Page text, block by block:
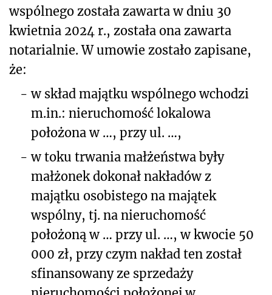
wspólnego została zawarta w dniu 30
kwietnia 2024 r., została ona zawarta
notarialnie. W umowie zostało zapisane,
że:
- w skład majątku wspólnego wchodzi
m.in.: nieruchomość lokalowa
położona w …, przy ul. …,
- w toku trwania małżeństwa były
małżonek dokonał nakładów z
majątku osobistego na majątek
wspólny, tj. na nieruchomość
położoną w … przy ul. …, w kwocie 50
000 zł, przy czym nakład ten został
sfinansowany ze sprzedaży